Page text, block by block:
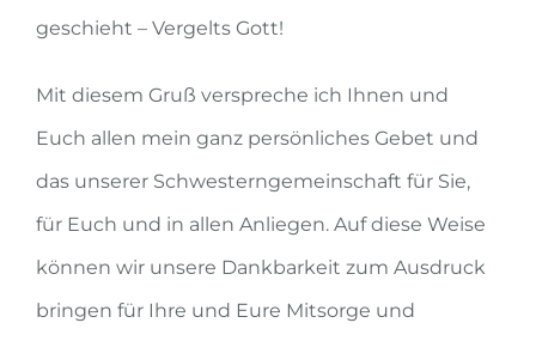
geschieht – Vergelts Gott!
Mit diesem Gruß verspreche ich Ihnen und
Euch allen mein ganz persönliches Gebet und
das unserer Schwesterngemeinschaft für Sie,
für Euch und in allen Anliegen. Auf diese Weise
können wir unsere Dankbarkeit zum Ausdruck
bringen für Ihre und Eure Mitsorge und